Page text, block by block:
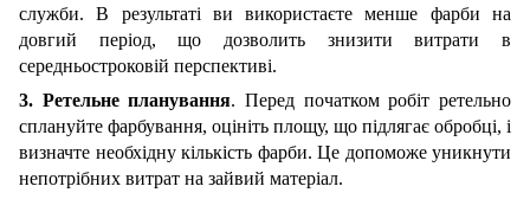
служби. В результаті ви використаєте менше фарби на
довгий період, що дозволить знизити витрати в
середньостроковій перспективі.
3. Ретельне планування.Перед початком робіт ретельно
сплануйте фарбування, оцініть площу, що підлягає обробці, і
визначте необхідну кількість фарби. Це допоможе уникнути
непотрібних витрат на зайвий матеріал.